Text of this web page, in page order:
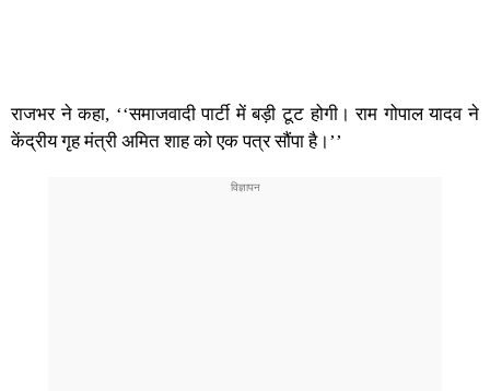
राजभर ने कहा, ‘‘समाजवादी पार्टी में बड़ी टूट होगी। राम गोपाल यादव ने
केंद्रीय गृह मंत्री अमित शाह को एक पत्र सौंपा है।’’